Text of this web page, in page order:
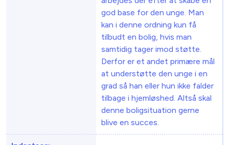
god base for den unge. Man
kan i denne ordning kun få
tilbudt en bolig, hvis man
samtidig tager imod støtte.
Derfor er et andet primære mål
at understøtte den unge i en
grad så han eller hun ikke falder
tilbage i hjemløshed. Altså skal
denne boligsituation gerne
blive en succes.